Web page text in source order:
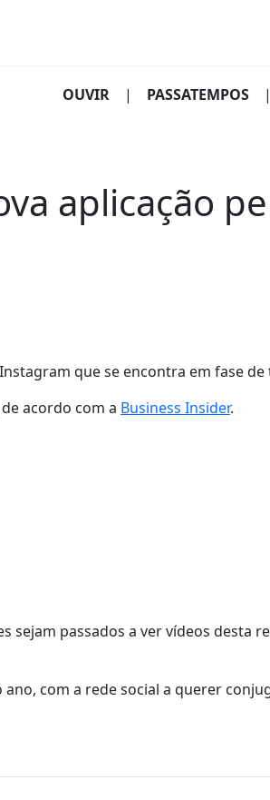
OUVIR (CURRENT)
| PASSATEMPOS |
aplicação
que se encontra em fase de
acordo com a Business Insider.
sejam passados a ver vídeos desta
com a rede social a querer